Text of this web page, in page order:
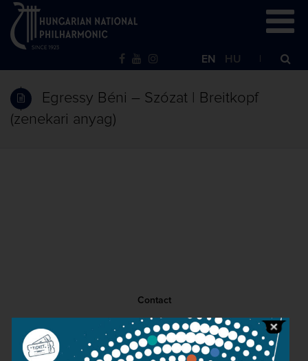
EN HU
Egressy Béni – Szózat | Breitkopf
(zenekari anyag)
Contact
Public information
Press room